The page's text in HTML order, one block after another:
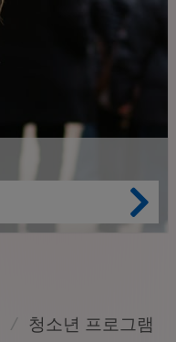
/ 청소년 프로그램